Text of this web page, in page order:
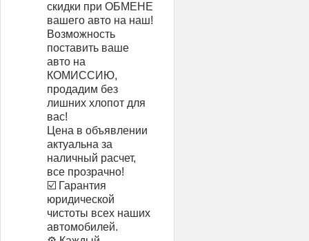
скидки при ОБМЕНЕ
вашего авто на наш!
Возможность
поставить ваше
авто на
КОМИССИЮ,
продадим без
лишних хлопот для
вас!
Цена в объявлении
актуальна за
наличный расчет,
все прозрачно!
☑️ Гарантия
юридической
чистоты всех наших
автомобилей.